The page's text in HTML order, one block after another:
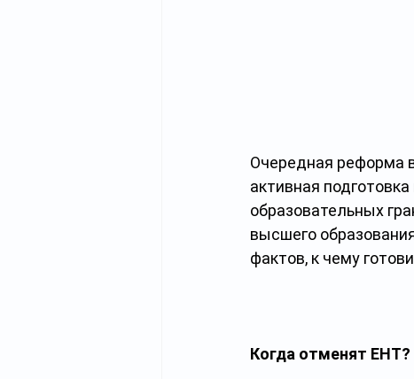
Очередная реформа
активная
образовательных
высшего
фактов, к чему
Когда отменят ЕНТ?